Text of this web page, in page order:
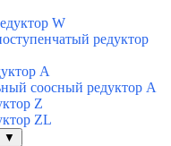
W
редуктор
А
соосный редуктор А
Z
ZL
▼